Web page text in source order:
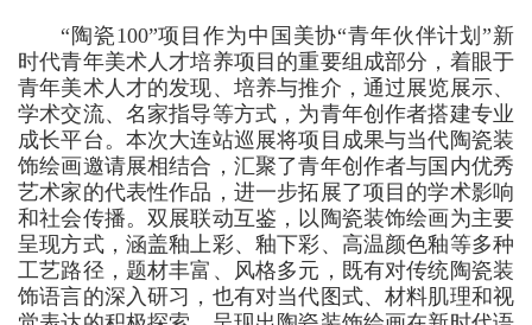
“陶瓷100”项目作为中国美协“青年伙伴计划”新
时代青年美术人才培养项目的重要组成部分，着眼于
青年美术人才的发现、培养与推介，通过展览展示、
学术交流、名家指导等方式，为青年创作者搭建专业
成长平台。本次大连站巡展将项目成果与当代陶瓷装
饰绘画邀请展相结合，汇聚了青年创作者与国内优秀
艺术家的代表性作品，进一步拓展了项目的学术影响
和社会传播。双展联动互鉴，以陶瓷装饰绘画为主要
呈现方式，涵盖釉上彩、釉下彩、高温颜色釉等多种
工艺路径，题材丰富、风格多元，既有对传统陶瓷装
饰语言的深入研习，也有对当代图式、材料肌理和视